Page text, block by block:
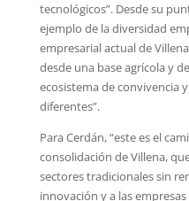
tecnológicos”. Desde su
ejemplo de la diversidad
empresarial actual de
desde una base agrícola y
ecosistema de convivencia
diferentes”.
Para Cerdán, “este es el
consolidación de Villena,
sectores tradicionales sin
innovación y a las